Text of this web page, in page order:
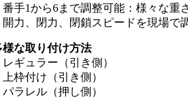
番手1から6まで調整可能：様々な重
開力、閉力、閉鎖スピードを現場で
様な取り付け方法
レギュラー（引き側）
上枠付け（引き側）
パラレル（押し側）